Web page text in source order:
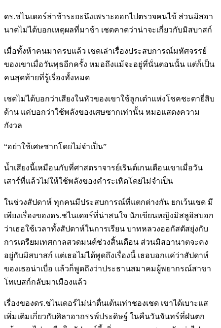
ดร.ชไนเดอร์ล่าช้าระยะนึงเพราะออกไปตรวจคนไข้ ส่วนมิสอา
นาตไม่ได้บอกเหตุผลที่มาช้า เชดคาดว่าน่าจะเกี่ยวกับมิสบาสก์
เมื่อทั้งห้าคนมาครบแล้ว เชดเล่าเรื่องประสบการณ์มหัศจรรย์
ของเขาเมื่อวันพุธอีกครั้ง หมอถึงแม้จะอยู่ที่นั่นตอนนั้น แต่ก็เป็น
คนสุดท้ายที่รู้เรื่องทั้งหมด
เชดไม่ได้บอกว่าเสียงในหัวของเขาใช้ลูกเต๋าแห่งโชคชะตายี่สิบ
ด้าน แค่บอกว่าใช้พลังของเศษซากเท่านั้น หมอแสดงความ
กังวล
“อย่าใช้เศษซากโดยไม่จำเป็น”
น้ำเสียงนี้เหมือนกับที่ศาสตราจารย์เรินต์เกนเตือนเขาเมื่อวัน
เสาร์ที่แล้วไม่ให้ใช้พลังของคำระเหิดโดยไม่จำเป็น
ในช่วงสัปดาห์ ทุกคนมีประสบการณ์ที่แตกต่างกัน ยกเว้นเชด มี
เพียงเรื่องของดร.ชไนเดอร์ที่น่าสนใจ นักเขียนหญิงมิสลูอิสบอก
ว่าเธอใช้เวลาทั้งสัปดาห์ในการเรียน บาทหลวงออกัสตัสยุ่งกับ
การเตรียมเทศกาลสวดมนต์ช่วงสิ้นเดือน ส่วนมิสอานาตจะคง
อยู่กับมิสบาสก์ แต่เธอไม่ได้พูดถึงเรื่องนี้ เธอบอกแค่ว่าสัปดาห์
ของเธอน่าเบื่อ แล้วก็พูดถึงว่าประธานสมาคมผู้พยากรณ์สาขา
โทเบสก์กลับมาเมืองแล้ว
เรื่องของดร.ชไนเดอร์ไม่น่าตื่นเต้นเท่าชองเชด เขาได้เบาะแส
เพิ่มเติมเกี่ยวกับศิลาอาถรรพ์ประดิษฐ์ ในคืนวันจันทร์ที่ฝนตก